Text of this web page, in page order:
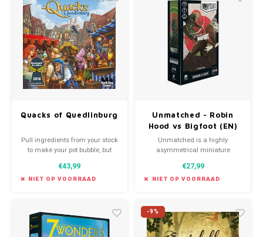
Quacks of Quedlinburg
Pull ingredients from your stock
to make your pot bubble, but
€43,99
NIET OP VOORRAAD
Unmatched - Robin
Hood vs Bigfoot (EN)
Unmatched is a highly
asymmetrical miniature
players. Each hero is
represented by a unique deck
€27,99
NIET OP VOORRAAD
-9%